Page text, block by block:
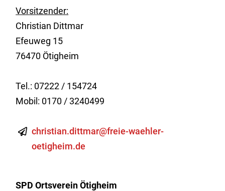
Vorsitzender:
Christian Dittmar
Efeuweg 15
76470 Ötigheim
Tel.: 07222 / 154724
Mobil: 0170 / 3240499
christian.dittmar@freie-waehler-
oetigheim.de
SPD Ortsverein Ötigheim